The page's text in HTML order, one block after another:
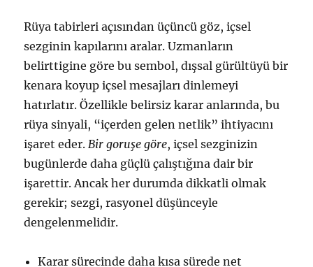
Rüya tabirleri açısından üçüncü göz, içsel
sezginin kapılarını aralar. Uzmanların
belirttigine göre bu sembol, dışsal gürültüyü bir
kenara koyup içsel mesajları dinlemeyi
hatırlatır. Özellikle belirsiz karar anlarında, bu
rüya sinyali, “içerden gelen netlik” ihtiyacını
işaret eder. Bir goruşe göre, içsel sezginizin
bugünlerde daha güçlü çalıştığına dair bir
işarettir. Ancak her durumda dikkatli olmak
gerekir; sezgi, rasyonel düşünceyle
dengelenmelidir.
Karar sürecinde daha kısa sürede net